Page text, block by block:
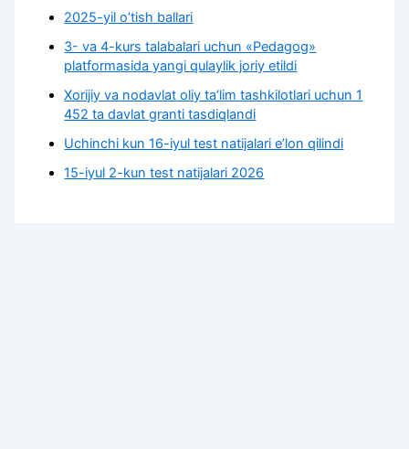
2025-yil o’tish ballari
3- va 4-kurs talabalari uchun «Pedagog»
platformasida yangi qulaylik joriy etildi
Xorijiy va nodavlat oliy taʼlim tashkilotlari uchun 1
452 ta davlat granti tasdiqlandi
Uchinchi kun 16-iyul test natijalari e’lon qilindi
15-iyul 2-kun test natijalari 2026